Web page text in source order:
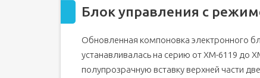
Блок управления с
Обновленная компоновка электронного
устанавливалась на серию от ХМ-6119 до
полупрозрачную вставку верхней части